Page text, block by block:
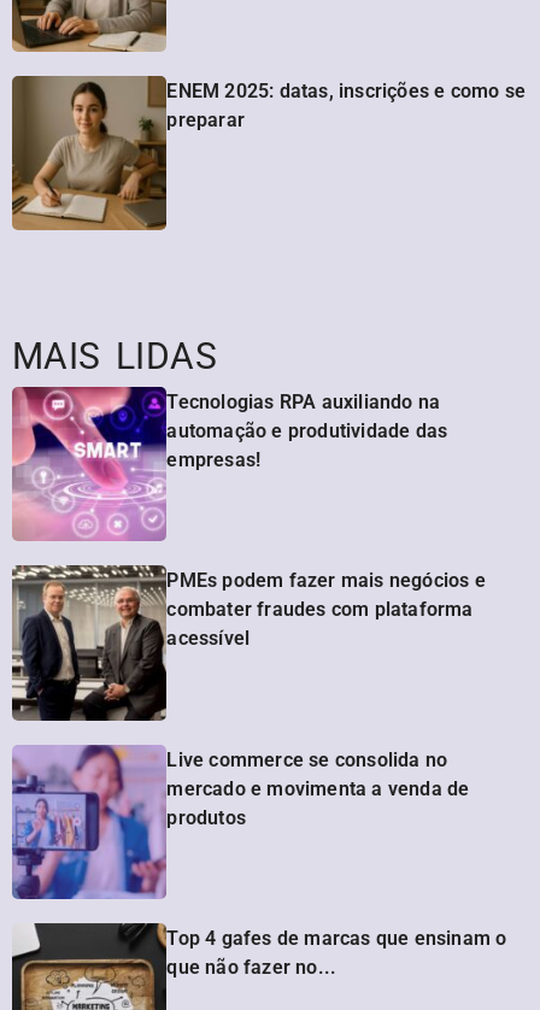
ENEM 2025: datas, inscrições e como se
preparar
MAIS LIDAS
Tecnologias RPA auxiliando na
automação e produtividade das
empresas!
PMEs podem fazer mais negócios e
combater fraudes com plataforma
acessível
Live commerce se consolida no
mercado e movimenta a venda de
produtos
Top 4 gafes de marcas que ensinam o
que não fazer no...